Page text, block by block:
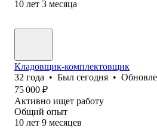
10 лет 3 месяца
Кладовщик-комплектовщик
32 года • Был сегодня •
75 000 ₽
Активно ищет работу
Общий опыт
10 лет 9 месяцев